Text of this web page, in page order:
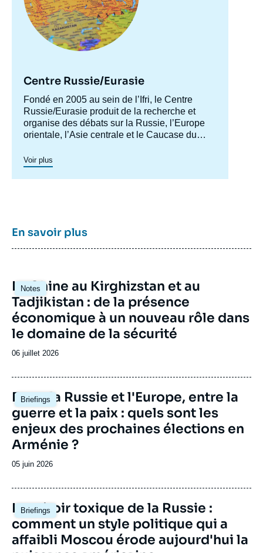
Centre Russie/Eurasie
Accroche
centre
Fondé en 2005 au sein de l’Ifri, le Centre
Russie/Eurasie produit de la recherche et
organise des débats sur la Russie, l’Europe
orientale, l’Asie centrale et le Caucase du
d'anticiper l'évolution de cette zone
géographique complexe en pleine mutation
pour enrichir le débat public en France et en
Voir plus
En savoir plus
Notes
Image
principale
La Chine au Kirghizstan et au
Tadjikistan : de la présence
économique à un nouveau rôle dans
le domaine de la sécurité
Date
publication
06 juillet 2026
Briefings
Image
principale
Entre la Russie et l'Europe, entre la
guerre et la paix : quels sont les
enjeux des prochaines élections en
Arménie ?
Date
publication
05 juin 2026
Briefings
Image
principale
Le miroir toxique de la Russie :
comment un style politique qui a
affaibli Moscou érode aujourd'hui la